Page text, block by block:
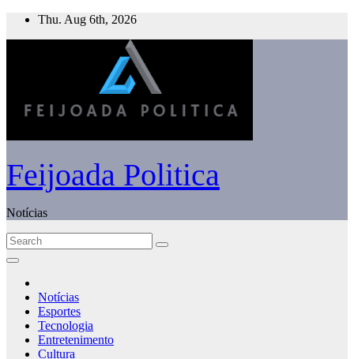
Skip
Thu. Aug 6th, 2026
Feijoada Politica
Notícias
Notícias
Esportes
Tecnologia
Entretenimento
Cultura